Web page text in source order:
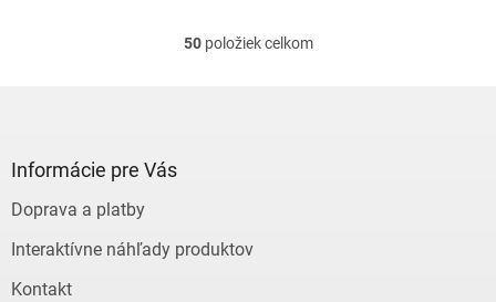
O
p
r
50položiek celkom
Informácie pre Vás
Doprava a platby
Interaktívne náhľady produktov
Kontakt